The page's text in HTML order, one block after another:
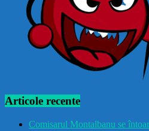
Articole recente
Comisarul Montalbanu se